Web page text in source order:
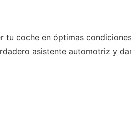
coche en óptimas
asistente automotriz y